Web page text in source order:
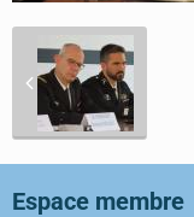
Espace membre